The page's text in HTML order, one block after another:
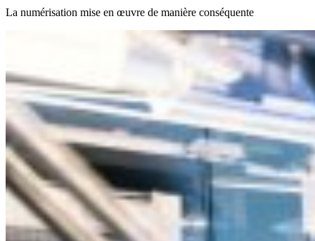
La numérisation mise en œuvre de manière conséquente